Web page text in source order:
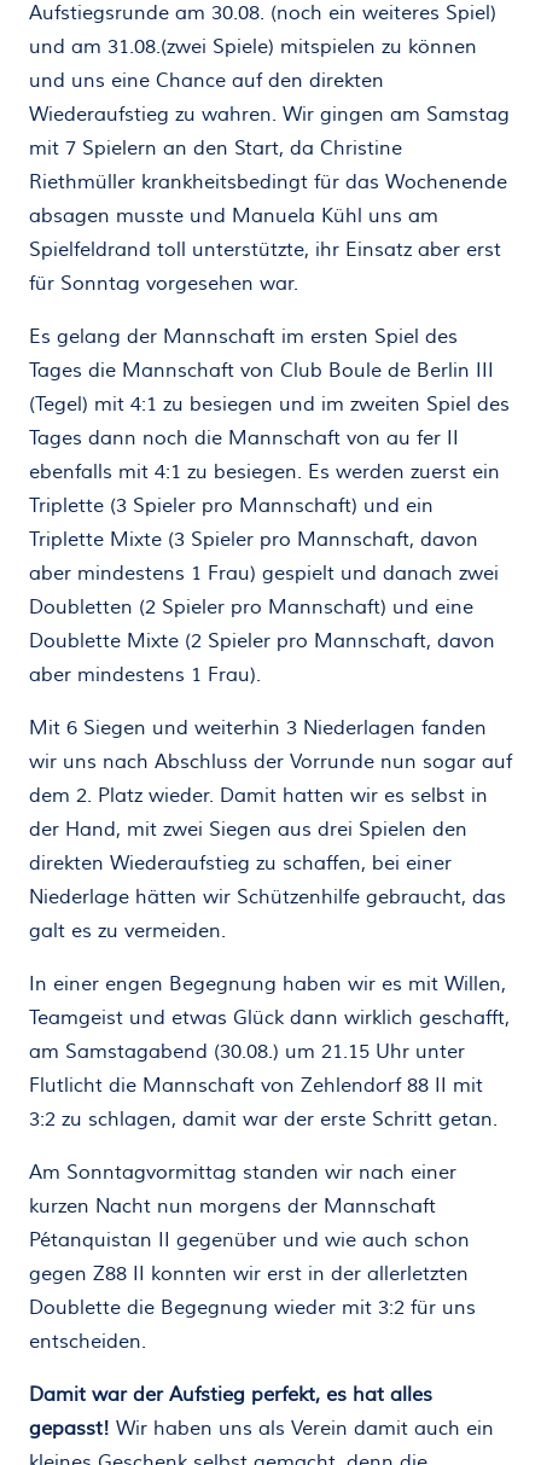
Aufstiegsrunde am 30.08. (noch ein weiteres Spiel)
und am 31.08.(zwei Spiele) mitspielen zu können
und uns eine Chance auf den direkten
Wiederaufstieg zu wahren. Wir gingen am Samstag
mit 7 Spielern an den Start, da Christine
Riethmüller krankheitsbedingt für das Wochenende
absagen musste und Manuela Kühl uns am
Spielfeldrand toll unterstützte, ihr Einsatz aber erst
für Sonntag vorgesehen war.
Es gelang der Mannschaft im ersten Spiel des
Tages die Mannschaft von Club Boule de Berlin III
(Tegel) mit 4:1 zu besiegen und im zweiten Spiel des
Tages dann noch die Mannschaft von au fer II
ebenfalls mit 4:1 zu besiegen. Es werden zuerst ein
Triplette (3 Spieler pro Mannschaft) und ein
Triplette Mixte (3 Spieler pro Mannschaft, davon
aber mindestens 1 Frau) gespielt und danach zwei
Doubletten (2 Spieler pro Mannschaft) und eine
Doublette Mixte (2 Spieler pro Mannschaft, davon
aber mindestens 1 Frau).
Mit 6 Siegen und weiterhin 3 Niederlagen fanden
wir uns nach Abschluss der Vorrunde nun sogar auf
dem 2. Platz wieder. Damit hatten wir es selbst in
der Hand, mit zwei Siegen aus drei Spielen den
direkten Wiederaufstieg zu schaffen, bei einer
Niederlage hätten wir Schützenhilfe gebraucht, das
galt es zu vermeiden.
In einer engen Begegnung haben wir es mit Willen,
Teamgeist und etwas Glück dann wirklich geschafft,
am Samstagabend (30.08.) um 21.15 Uhr unter
Flutlicht die Mannschaft von Zehlendorf 88 II mit
3:2 zu schlagen, damit war der erste Schritt getan.
Am Sonntagvormittag standen wir nach einer
kurzen Nacht nun morgens der Mannschaft
Pétanquistan II gegenüber und wie auch schon
gegen Z88 II konnten wir erst in der allerletzten
Doublette die Begegnung wieder mit 3:2 für uns
entscheiden.
Damit war der Aufstieg perfekt, es hat alles
gepasst! Wir haben uns als Verein damit auch ein